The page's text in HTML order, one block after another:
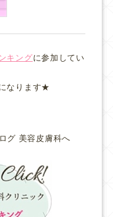
キングに参加してい
なります★